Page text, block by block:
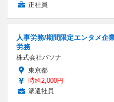
正社員
人事労務/期間限定エンタメ企
労務
株式会社パソナ
東京都
時給2,000円
派遣社員